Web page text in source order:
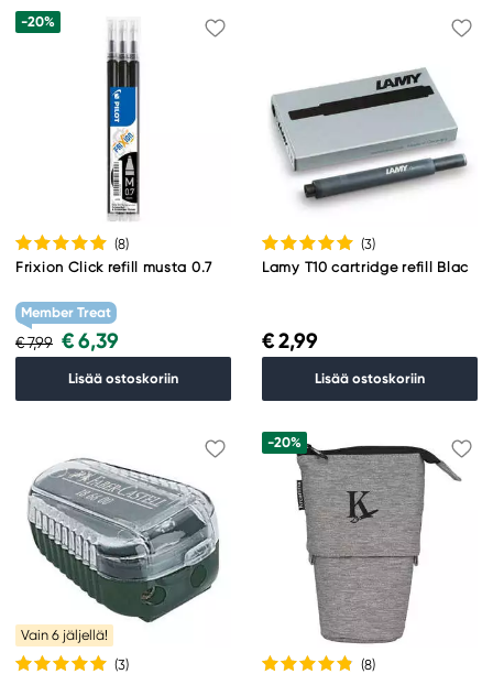
-20%
(8)
Frixion Click refill musta 0.7
Member Treat
€ 7,99 € 6,39
Lisää ostoskoriin
(3)
Lamy T10 cartridge refill Blac
€ 2,99
Lisää ostoskoriin
Vain 6 jäljellä!
(3)
-20%
(8)